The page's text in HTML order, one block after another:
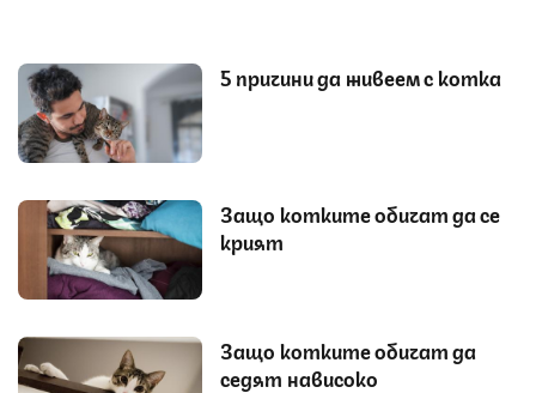
5 причини да живеем с котка
Защо котките обичат да се
крият
Защо котките обичат да
седят нависоко